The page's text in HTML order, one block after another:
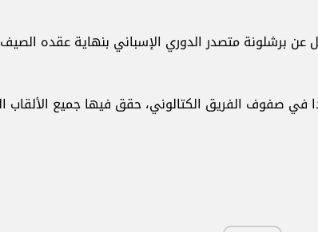
عن برشلونة متصدر الدوري الإسباني بنهاية عقده الصيف